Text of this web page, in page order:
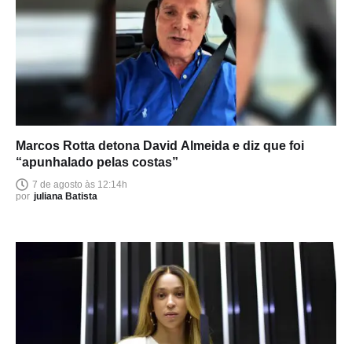
Marcos Rotta detona David Almeida e diz que foi
“apunhalado pelas costas”
7 de agosto às 12:14h
por juliana Batista